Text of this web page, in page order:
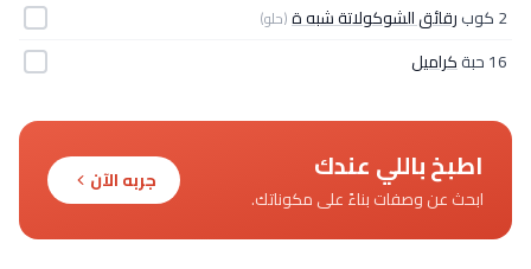
2 كوب
رقائق الشوكولاتة شبه ة(حلو)
16 حبة كراميل
اطبخ باللي عندك
ابحث عن وصفات بناءً على مكوناتك.
جربه الآن